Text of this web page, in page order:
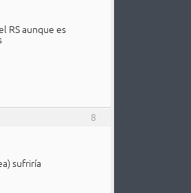
RS aunque es
8
sufriría